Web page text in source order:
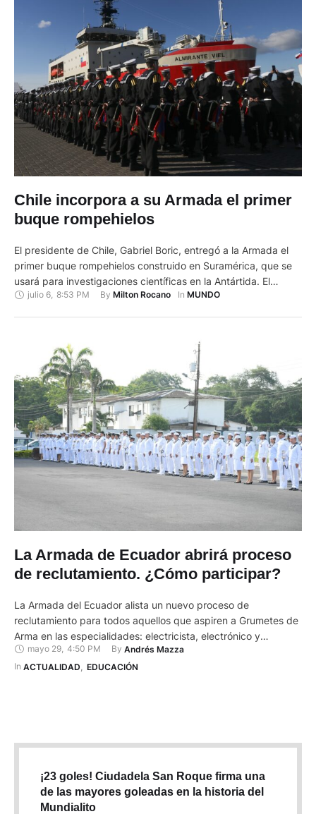
Chile incorpora a su Armada el primer
buque rompehielos
El presidente de Chile, Gabriel Boric, entregó a la Armada el
primer buque rompehielos construido en Suramérica, que se
usará para investigaciones científicas en la Antártida. El
buque 'Almirante Viel' se empezó a construir en el año 2018
julio 6 8:53 PM By Milton Rocano In MUNDO
La Armada de Ecuador abrirá proceso
de reclutamiento. ¿Cómo participar?
La Armada del Ecuador alista un nuevo proceso de
reclutamiento para todos aquellos que aspiren a Grumetes de
Arma en las especialidades: electricista, electrónico y
mecánico. A través de su página web, el Departamento de
Reclutamiento informó que el proceso iniciará este 6 de junio,
mayo 29, 4:50 PM By Andrés Mazza
In ACTUALIDAD EDUCACIÓN
¡23 goles! Ciudadela San Roque firma una
de las mayores goleadas en la historia del
Mundialito